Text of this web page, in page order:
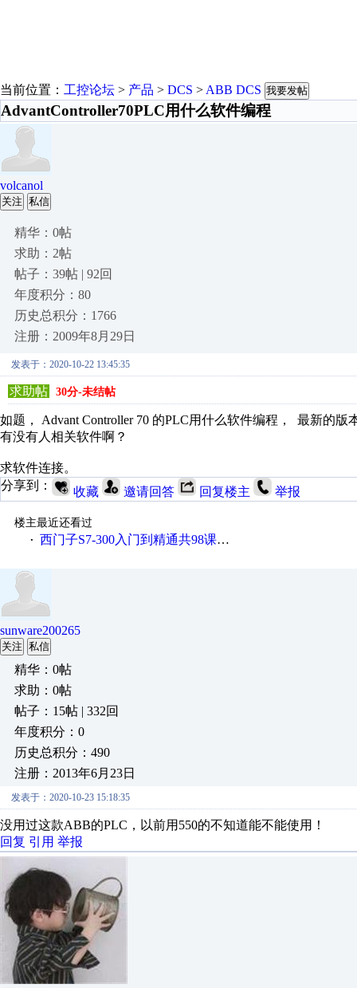
当前位置： 工控论坛 > 产品 > DCS > ABB DCS 我要发帖
AdvantController70PLC用什么软件编程
volcanol
关注 私信
精华：0帖
求助：2帖
帖子：39帖 | 92回
年度积分：80
历史总积分：1766
注册：2009年8月29日
发表于：2020-10-22 13:45:35
求助帖 30分-未结帖
如题， Advant Controller 70 的PLC用什么软件编程， 最新的版
有没有人相关软件啊？
求软件连接。
分享到：
收藏 邀请回答 回复楼主 举报
楼主最近还看过
· 西门子S7-300入门到精通共98课视频教程
sunware200265
关注 私信
精华：0帖
求助：0帖
帖子：15帖 | 332回
年度积分：0
历史总积分：490
注册：2013年6月23日
发表于：2020-10-23 15:18:35
没用过这款ABB的PLC，以前用550的不知道能不能使用！
回复 引用 举报